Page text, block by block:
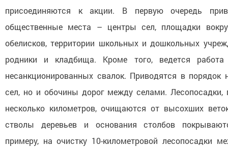
присоединяются к акции. В первую очередь
общественные места – центры сел, площадки
обелисков, территории школьных и дошкольных
родники и кладбища. Кроме того, ведется
несанкционированных свалок. Приводятся в порядок
сел, но и обочины дорог между селами. Лесопосадки,
несколько километров, очищаются от высохших
стволы деревьев и основания столбов
примеру, на очистку 10-километровой лесопосадки